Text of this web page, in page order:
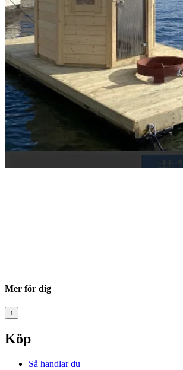
Mer för dig
↑
Köp
Så handlar du